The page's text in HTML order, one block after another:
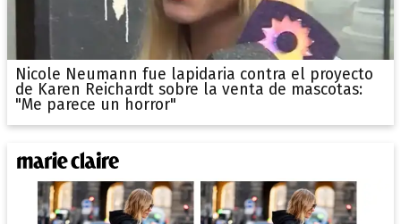
Nicole Neumann fue lapidaria contra el proyecto
de Karen Reichardt sobre la venta de mascotas:
"Me parece un horror"